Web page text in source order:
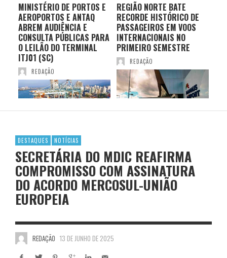
MINISTÉRIO DE PORTOS E
AEROPORTOS E ANTAQ
ABREM AUDIÊNCIA E
CONSULTA PÚBLICAS PARA
O LEILÃO DO TERMINAL
ITJ01 (SC)
REDAÇÃO
REGIÃO NORTE BATE
RECORDE HISTÓRICO DE
PASSAGEIROS EM VOOS
INTERNACIONAIS NO
PRIMEIRO SEMESTRE
REDAÇÃO
DESTAQUES NOTÍCIAS
SECRETÁRIA DO MDIC REAFIRMA
COMPROMISSO COM ASSINATURA
DO ACORDO MERCOSUL-UNIÃO
EUROPEIA
REDAÇÃO 13 DE JUNHO DE 2025